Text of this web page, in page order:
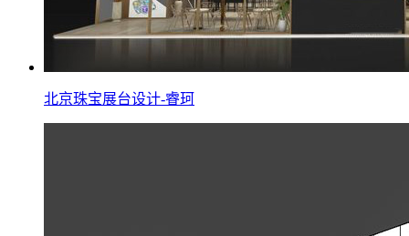
北京珠宝展台设计-睿珂